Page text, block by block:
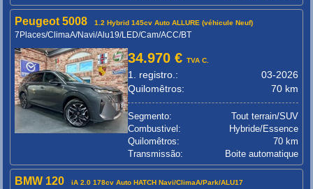
Peugeot 5008 1.2 Hybrid 145cv Auto ALLURE (véhicule Neuf)
7Places/ClimaA/Navi/Alu19/LED/Cam/ACC/BT
34.970 €TVA C.
1. registro.:
03-2026
Quilomêtros:
70 km
Segmento:
Tout terrain/SUV
Combustivel:
Hybride/Essence
Quilomêtros:
70 km
Transmissão:
Boite automatique
BMW 120 iA 2.0 178cv Auto HATCH Navi/ClimaA/Park/ALU17